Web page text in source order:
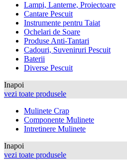
Lampi, Lanterne, Proiectoare
Cantare Pescuit
Instrumente pentru Taiat
Ochelari de Soare
Produse Anti-Tantari
Cadouri, Suveniruri Pescuit
Baterii
Diverse Pescuit
Inapoi
vezi toate produsele
Mulinete Crap
Componente Mulinete
Intretinere Mulinete
Inapoi
vezi toate produsele